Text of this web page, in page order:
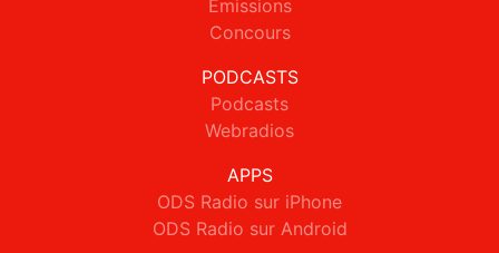
Emissions
Concours
PODCASTS
Podcasts
Webradios
APPS
ODS Radio sur iPhone
ODS Radio sur Android